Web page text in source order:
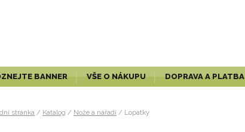
BANNER VŠE O NÁKUPU DOPRAVA A PLATBA
stránka / Katalog / Nože a nářadí / Lopatky